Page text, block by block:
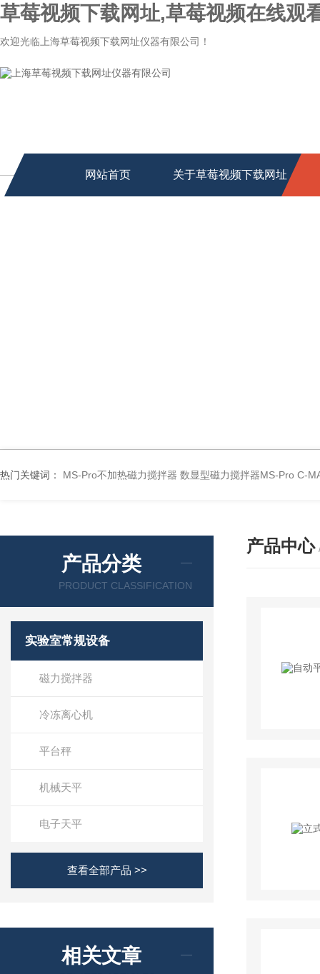
草莓视频下载网址,草莓视频在线观
欢迎光临上海草莓视频下载网址仪器有限公司！
网站首页 关于草莓视频下载网址
热门关键词： MS-Pro不加热磁力搅拌器 数显型磁力搅拌器MS-Pro C-
产品分类
PRODUCT CLASSIFICATION
实验室常规设备
磁力搅拌器
冷冻离心机
平台秤
机械天平
电子天平
查看全部产品 >>
相关文章
产品中心